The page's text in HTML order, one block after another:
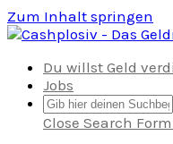
Zum Inhalt springen
Du willst Geld
Jobs
Close Search Form